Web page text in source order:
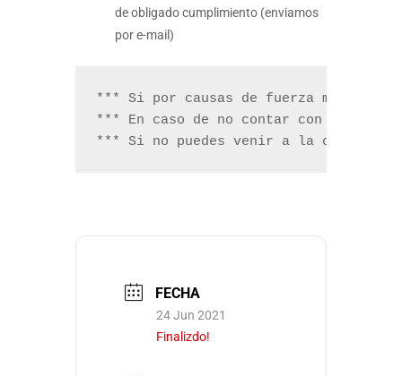
de obligado cumplimiento (enviamos
por e-mail)
*** Si por causas de fuerza mayor o
*** En caso de no contar con
*** Si no puedes venir a la cata y
FECHA
24 Jun 2021
Finalizdo!